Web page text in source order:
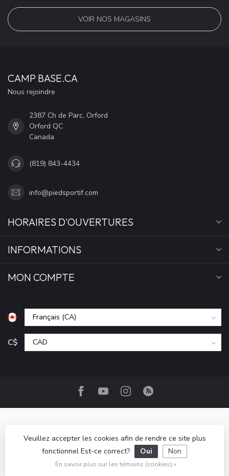
VOIR NOS MAGASINS
CAMP BASE.CA
Nous rejoindre
2387 Ch de Parc, Orford
Orford QC
Canada
(819) 843-4434
info@piedsportif.com
HORAIRES D'OUVERTURES
INFORMATIONS
MON COMPTE
C$
© Copyright 2026 Camp Base.ca- Powered by Lightspeed
Lightspeed designbyDyvelopment
Veuillez accepter les cookies afin de rendre ce site plus
fonctionnel Est-ce correct?
Oui Non
En savoir plus sur les témoins (cookies) »